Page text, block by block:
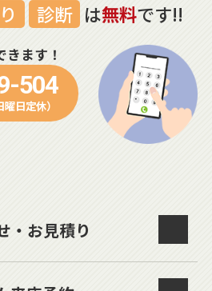
診断 は無料です!!
ます！
504
日定休）
・お見積り